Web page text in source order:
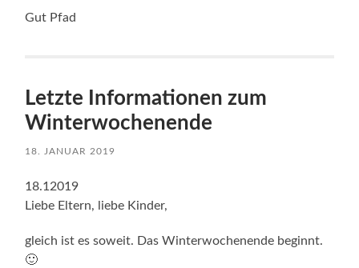
Gut Pfad
Letzte Informationen zum
Winterwochenende
18. JANUAR 2019
18.12019
Liebe Eltern, liebe Kinder,
gleich ist es soweit. Das Winterwochenende beginnt.
🙂